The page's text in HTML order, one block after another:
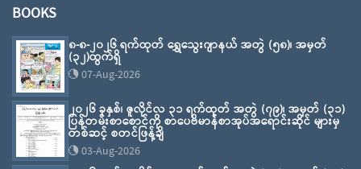
BOOKS
၈-၈-၂၀၂၆ ရက်ထုတ် ရွှေသွေးဂျာနယ် အတွဲ (၅၈)၊ အမှတ်
(၃၂)ထွက်ရှိ
07-Aug-2026
၂၀၂၆ ခုနှစ်၊ ဇူလိုင်လ ၃၁ ရက်ထုတ် အတွဲ (၇၉)၊ အမှတ် (၃၁)
ပြန်တမ်းစာစောင်ကို စာပေဗိမာန်စာအုပ်အရောင်းဆိုင် များမှ
တစ်ဆင့် စတင်ဖြန့်ချိ
03-Aug-2026